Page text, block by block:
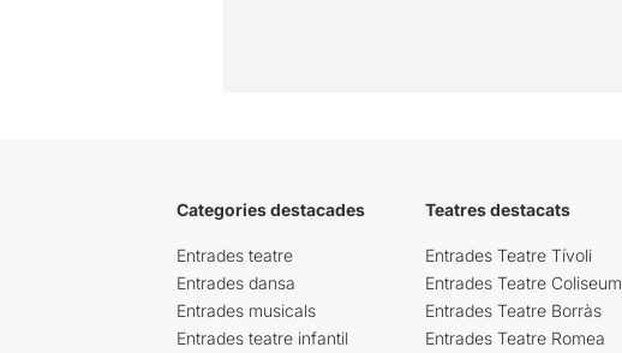
Categories destacades
Entrades teatre
Entrades dansa
Entrades musicals
Entrades teatre infantil
Teatres destacats
Entrades Teatre Tívoli
Entrades Teatre Coliseum
Entrades Teatre Borràs
Entrades Teatre Romea